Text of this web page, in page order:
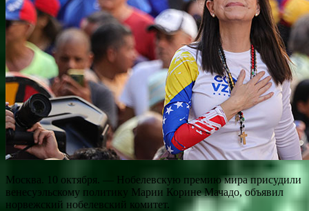
Москва. 10 октября. — Нобелевскую премию мира присудили
венесуэльскому политику Марии Корине Мачадо, объявил
норвежский нобелевский комитет.